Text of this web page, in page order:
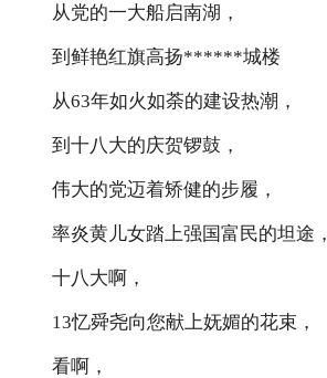
从党的一大船启南湖，
到鲜艳红旗高扬******城楼
从63年如火如荼的建设热潮，
到十八大的庆贺锣鼓，
伟大的党迈着矫健的步履，
率炎黄儿女踏上强国富民的坦途，
十八大啊，
13忆舜尧向您献上妩媚的花束，
看啊，